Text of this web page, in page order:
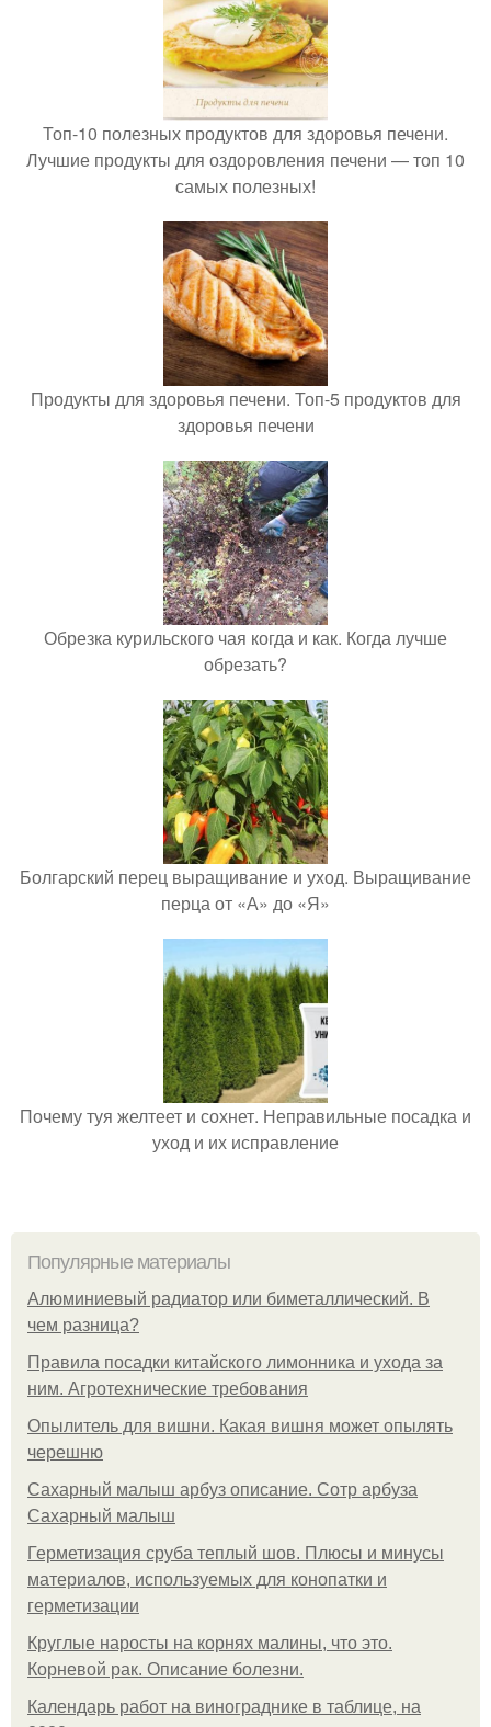
Топ-10 полезных продуктов для здоровья печени.
Лучшие продукты для оздоровления печени — топ 10
самых полезных!
Продукты для здоровья печени. Топ-5 продуктов для
здоровья печени
Обрезка курильского чая когда и как. Когда лучше
обрезать?
Болгарский перец выращивание и уход. Выращивание
перца от «А» до «Я»
Почему туя желтеет и сохнет. Неправильные посадка и
уход и их исправление
Популярные материалы
Алюминиевый радиатор или биметаллический. В
чем разница?
Правила посадки китайского лимонника и ухода за
ним. Агротехнические требования
Опылитель для вишни. Какая вишня может опылять
черешню
Сахарный малыш арбуз описание. Сотр арбуза
Сахарный малыш
Герметизация сруба теплый шов. Плюсы и минусы
материалов, используемых для конопатки и
герметизации
Круглые наросты на корнях малины, что это.
Корневой рак. Описание болезни.
Календарь работ на винограднике в таблице, на